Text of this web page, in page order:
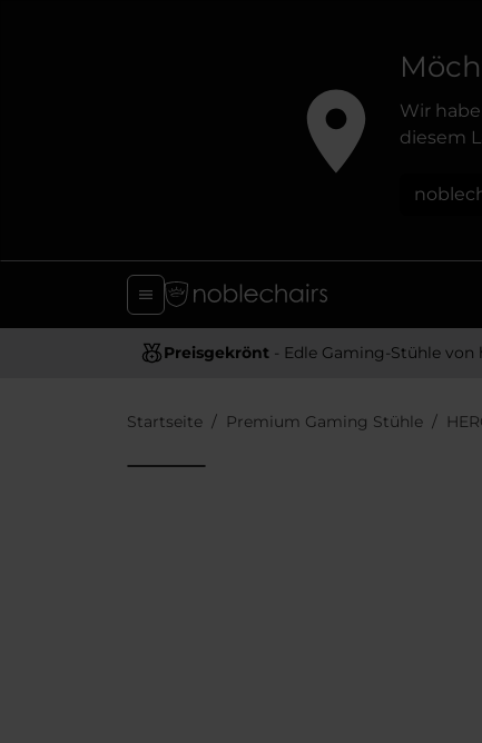
Wir
diesem
Preisgekrönt - Edle Gaming-Stühle von hoher
Startseite Premium Gaming Stühle